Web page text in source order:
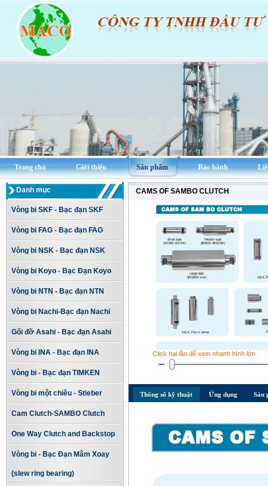
Trang chủ Giới thiệu Sản phẩm Bảo hành
Danh mục
Vòng bi SKF - Bạc đạn SKF
Vòng bi FAG - Bạc đạn FAG
Vòng bi NSK - Bạc đạn NSK
Vòng bi Koyo - Bạc Đạn Koyo
Vòng bi NTN - Bạc đạn NTN
Vòng bi Nachi-Bạc đạn Nachi
Gối đỡ Asahi - Bạc đạn Asahi
Vòng bi INA - Bạc đạn INA
Vòng bi - Bạc đạn TIMKEN
Vòng bi một chiều - Stieber
Cam Clutch-SAMBO Clutch
One Way Clutch and Backstop
Vòng bi - Bạc Đạn Mâm Xoay
(slew ring bearing)
CAMS OF SAMBO CLUTCH
Click hai lần để xem nhanh hình lớn
Thông số kỹ thuật Ứng dụng Sản